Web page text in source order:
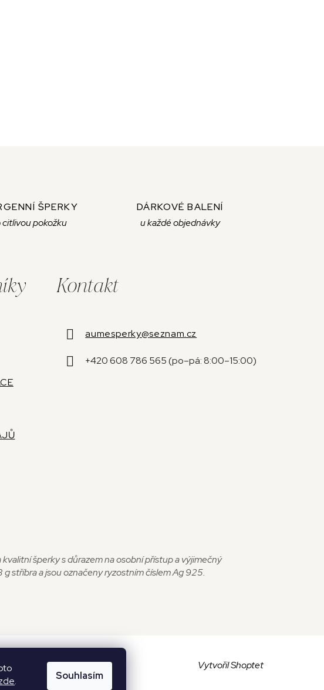
. Souhlasím
ŠPERKY
pokožku
DÁRKOVÉ BALENÍ
u každé objednávky
Kontakt
aumesperky@seznam.cz
+420 608 786 565 (po–pá: 8:00–15:00)
šperky s důrazem na osobní přístup a výjimečný
stříbra a jsou označeny ryzostním číslem Ag 925.
Vytvořil Shoptet